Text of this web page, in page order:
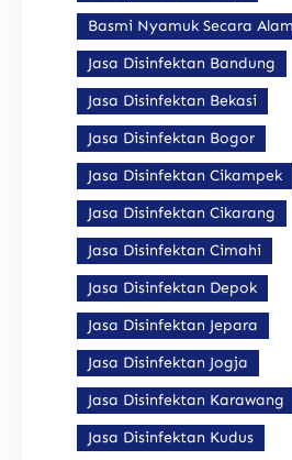
Basmi Nyamuk Secara
Jasa Disinfektan Bandung
Jasa Disinfektan Bekasi
Jasa Disinfektan Bogor
Jasa Disinfektan Cikampek
Jasa Disinfektan Cikarang
Jasa Disinfektan Cimahi
Jasa Disinfektan Depok
Jasa Disinfektan Jepara
Jasa Disinfektan Jogja
Jasa Disinfektan Karawang
Jasa Disinfektan Kudus